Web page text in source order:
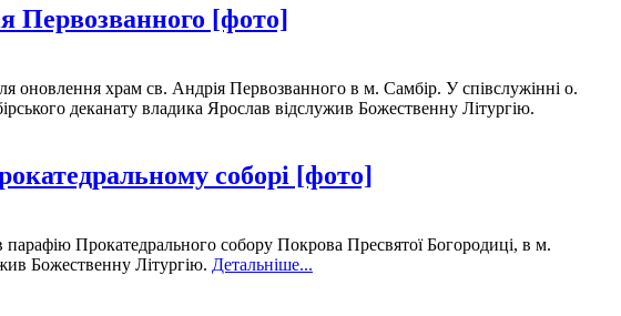
Первозванного [фото]
оновлення храм св. Андрія Первозванного в м. Самбір. У співслужінні о.
деканату владика Ярослав відслужив Божественну Літургію.
соборі [фото]
Прокатедрального собору Покрова Пресвятої Богородиці, в м.
Божественну Літургію. Детальніше...